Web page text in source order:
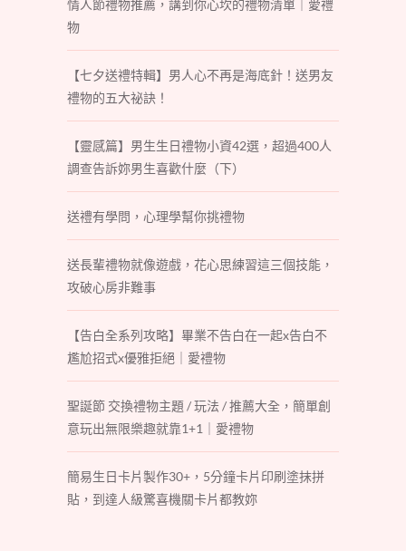
情人節禮物推薦，講到你心坎的禮物清單｜愛禮
物
【七夕送禮特輯】男人心不再是海底針！送男友
禮物的五大祕訣！
【靈感篇】男生生日禮物小資42選，超過400人
調查告訴妳男生喜歡什麼（下）
送禮有學問，心理學幫你挑禮物
送長輩禮物就像遊戲，花心思練習這三個技能，
攻破心房非難事
【告白全系列攻略】畢業不告白在一起x告白不
尷尬招式x優雅拒絕｜愛禮物
聖誕節 交換禮物主題 / 玩法 / 推薦大全，簡單創
意玩出無限樂趣就靠1+1｜愛禮物
簡易生日卡片製作30+，5分鐘卡片印刷塗抹拼
貼，到達人級驚喜機關卡片都教妳